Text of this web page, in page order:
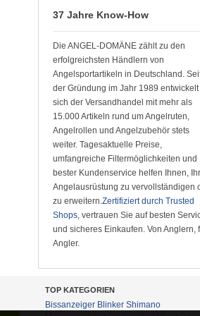
37 Jahre Know-How
Die ANGEL-DOMÄNE zählt zu den
erfolgreichsten Händlern von
Angelsportartikeln in Deutschland.
der Gründung im Jahr 1989 entwickelt
sich der Versandhandel mit mehr als
15.000 Artikeln rund um Angelruten,
Angelrollen und Angelzubehör stets
weiter. Tagesaktuelle Preise,
umfangreiche Filtermöglichkeiten und
bester Kundenservice helfen Ihnen,
Angelausrüstung zu vervollständigen
zu erweitern.Zertifiziert durch Trusted
Shops, vertrauen Sie auf besten
und sicheres Einkaufen. Von Anglern,
Angler.
TOP KATEGORIEN
Bissanzeiger Blinker Shimano